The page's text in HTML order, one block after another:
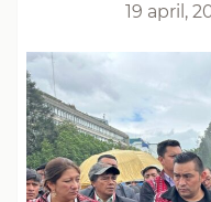
19 april,